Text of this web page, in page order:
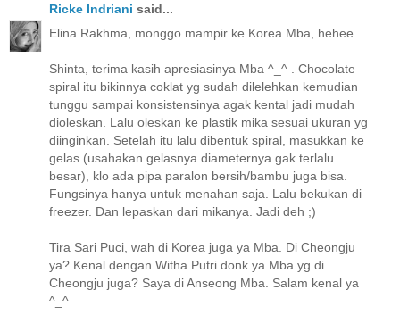
Ricke Indriani said...
Elina Rakhma, monggo mampir ke Korea Mba, hehee...
Shinta, terima kasih apresiasinya Mba ^_^ . Chocolate
spiral itu bikinnya coklat yg sudah dilelehkan kemudian
tunggu sampai konsistensinya agak kental jadi mudah
dioleskan. Lalu oleskan ke plastik mika sesuai ukuran yg
diinginkan. Setelah itu lalu dibentuk spiral, masukkan ke
gelas (usahakan gelasnya diameternya gak terlalu
besar), klo ada pipa paralon bersih/bambu juga bisa.
Fungsinya hanya untuk menahan saja. Lalu bekukan di
freezer. Dan lepaskan dari mikanya. Jadi deh ;)
Tira Sari Puci, wah di Korea juga ya Mba. Di Cheongju
ya? Kenal dengan Witha Putri donk ya Mba yg di
Cheongju juga? Saya di Anseong Mba. Salam kenal ya
^_^